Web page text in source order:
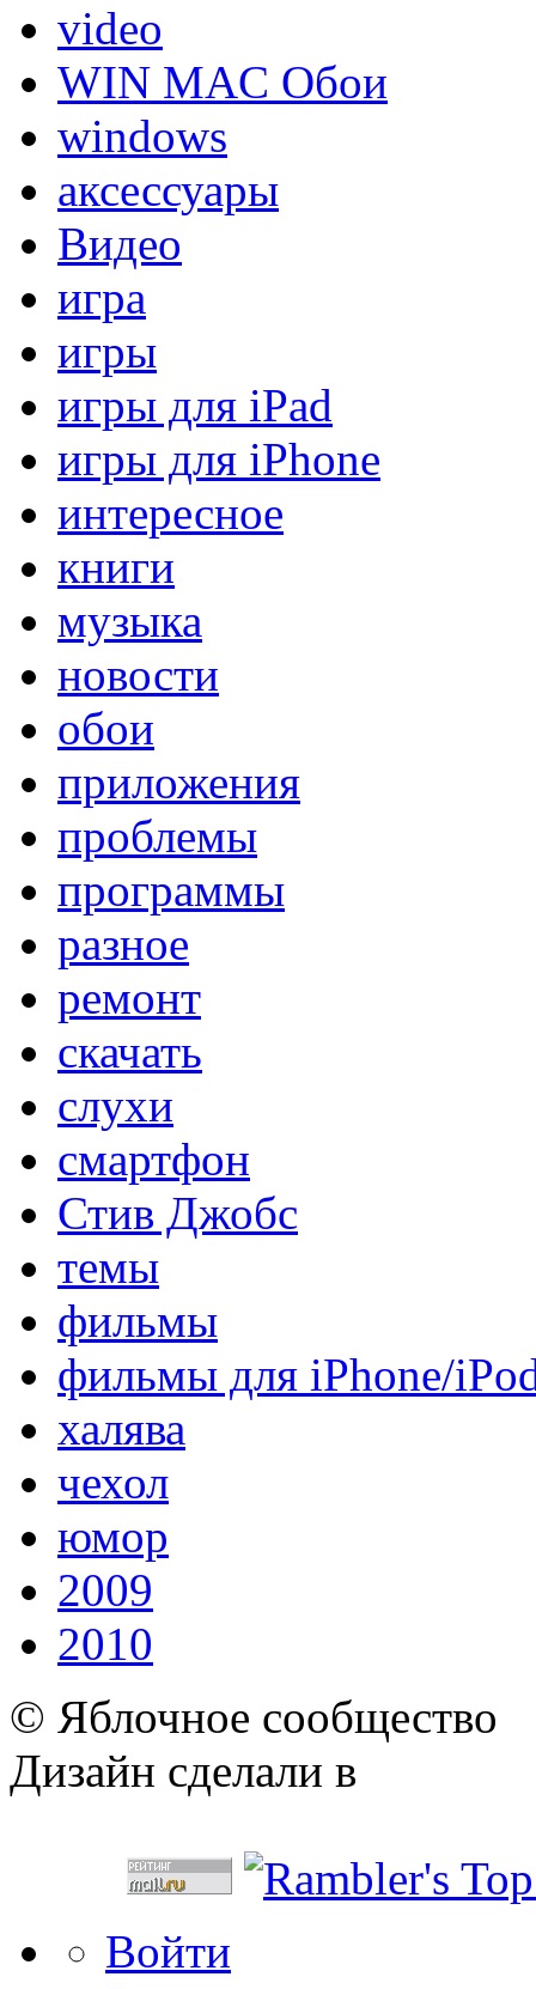
video
WIN MAC Обои
windows
аксессуары
Видео
игра
игры
игры для iPad
игры для iPhone
интересное
книги
музыка
новости
обои
приложения
проблемы
программы
разное
ремонт
скачать
слухи
смартфон
Стив Джобс
темы
фильмы
фильмы для iPhone/
халява
чехол
юмор
2009
2010
© Яблочное сообщество
Дизайн сделали в
Войти